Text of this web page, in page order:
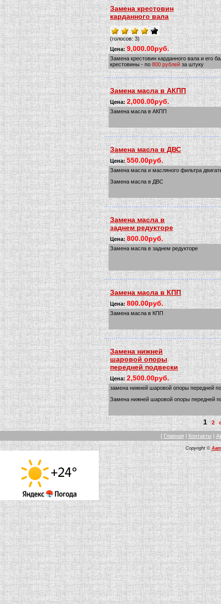
Замена крестовин
карданного вала
(голосов: 3)
Цена:9,000.00руб.
Замена крестовин карданного вала и его
крестовины - по 800 рублей за штуку
Замена масла в АКПП
Цена:2,000.00руб.
Замена масла в АКПП
Замена масла в ДВС
Цена: 550.00руб.
Замена масла и масляного фильтра
Замена масла в ДВС
Замена масла в
заднем редукторе
Цена: 800.00руб.
Замена масла в заднем редукторе
Замена масла в КПП
Цена: 800.00руб.
Замена масла в КПП
Замена нижней
шаровой опоры
передней подвески
Цена:2,500.00руб.
замена нижней шаровой опоры передней
Замена нижней шаровой опоры передней
1 2
[ Главная | Контакты |
Copyright ©